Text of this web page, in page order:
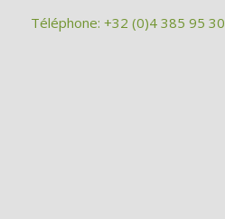
Téléphone: +32 (0)4 385 95 30